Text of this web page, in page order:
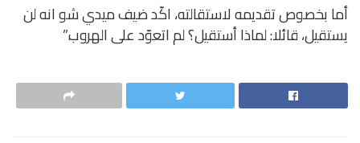
أما بخصوص تقديمه لاستقالته، اكّد ضيف ميدي شو انه لن
يستقيل، قائلا: لماذا أستقيل؟ لم اتعوّد على الهروب.”